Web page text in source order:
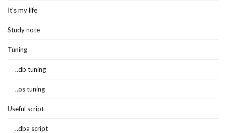
It's my life
Study note
Tuning
..db tuning
..os tuning
Useful script
..dba script